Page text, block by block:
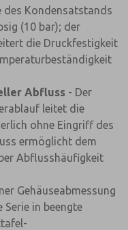
Kondensatstands
(10 bar); der
die Druckfestigkeit
Abfluss - Der
leitet die
ohne Eingriff des
ermöglicht dem
Abflusshäufigkeit
Gehäuseabmessung
in beengte